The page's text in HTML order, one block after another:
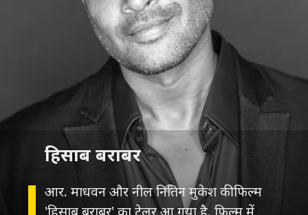
आर. माधवन और नील नितिन मुकेश की फिल्म
'हिसाब बराबर' का ट्रेलर आ गया है. फिल्म में
हिसाब बराबर